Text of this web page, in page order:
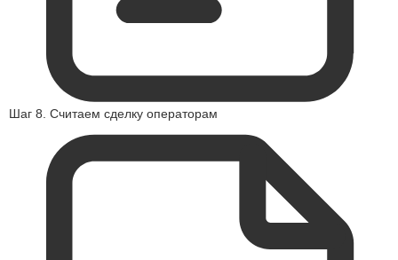
Шаг 8. Считаем сделку операторам